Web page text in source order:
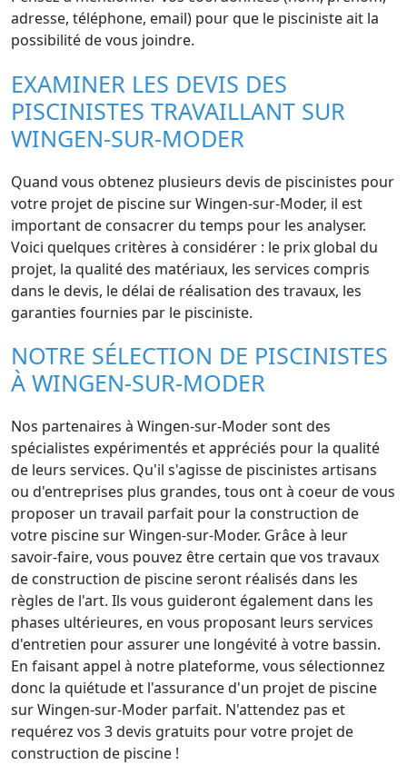
adresse, téléphone, email) pour que le pisciniste ait la
possibilité de vous joindre.
EXAMINER LES DEVIS DES
PISCINISTES TRAVAILLANT SUR
WINGEN-SUR-MODER
Quand vous obtenez plusieurs devis de piscinistes pour
votre projet de piscine sur Wingen-sur-Moder, il est
important de consacrer du temps pour les analyser.
Voici quelques critères à considérer : le prix global du
projet, la qualité des matériaux, les services compris
dans le devis, le délai de réalisation des travaux, les
garanties fournies par le pisciniste.
NOTRE SÉLECTION DE PISCINISTES
À WINGEN-SUR-MODER
Nos partenaires à Wingen-sur-Moder sont des
spécialistes expérimentés et appréciés pour la qualité
de leurs services. Qu'il s'agisse de piscinistes artisans
ou d'entreprises plus grandes, tous ont à coeur de vous
proposer un travail parfait pour la construction de
votre piscine sur Wingen-sur-Moder. Grâce à leur
savoir-faire, vous pouvez être certain que vos travaux
de construction de piscine seront réalisés dans les
règles de l'art. Ils vous guideront également dans les
phases ultérieures, en vous proposant leurs services
d'entretien pour assurer une longévité à votre bassin.
En faisant appel à notre plateforme, vous sélectionnez
donc la quiétude et l'assurance d'un projet de piscine
sur Wingen-sur-Moder parfait. N'attendez pas et
requérez vos 3 devis gratuits pour votre projet de
construction de piscine !